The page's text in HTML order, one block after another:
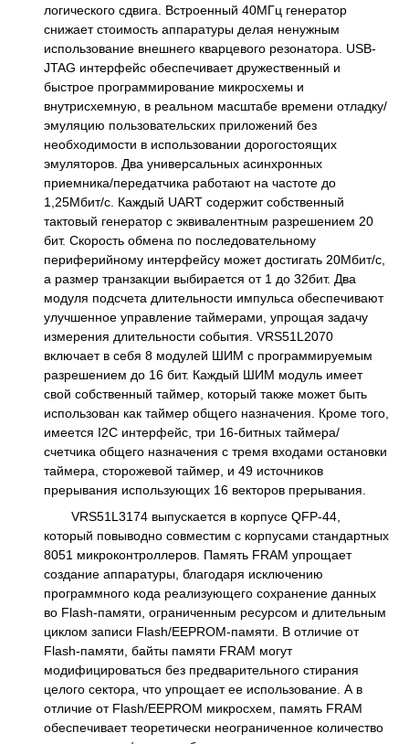
логического сдвига. Встроенный 40МГц генератор
снижает стоимость аппаратуры делая ненужным
использование внешнего кварцевого резонатора. USB-
JTAG интерфейс обеспечивает дружественный и
быстрое программирование микросхемы и
внутрисхемную, в реальном масштабе времени отладку/
эмуляцию пользовательских приложений без
необходимости в использовании дорогостоящих
эмуляторов. Два универсальных асинхронных
приемника/передатчика работают на частоте до
1,25Мбит/с. Каждый UART содержит собственный
тактовый генератор с эквивалентным разрешением 20
бит. Скорость обмена по последовательному
периферийному интерфейсу может достигать 20Мбит/с,
а размер транзакции выбирается от 1 до 32бит. Два
модуля подсчета длительности импульса обеспечивают
улучшенное управление таймерами, упрощая задачу
измерения длительности события. VRS51L2070
включает в себя 8 модулей ШИМ с программируемым
разрешением до 16 бит. Каждый ШИМ модуль имеет
свой собственный таймер, который также может быть
использован как таймер общего назначения. Кроме того,
имеется I2C интерфейс, три 16-битных таймера/
счетчика общего назначения с тремя входами остановки
таймера, сторожевой таймер, и 49 источников
прерывания использующих 16 векторов прерывания.
VRS51L3174 выпускается в корпусе QFP-44,
который повыводно совместим с корпусами стандартных
8051 микроконтроллеров. Память FRAM упрощает
создание аппаратуры, благодаря исключению
программного кода реализующего сохранение данных
во Flash-памяти, ограниченным ресурсом и длительным
циклом записи Flash/EEPROM-памяти. В отличие от
Flash-памяти, байты памяти FRAM могут
модифицироваться без предварительного стирания
целого сектора, что упрощает ее использование. А в
отличие от Flash/EEPROM микросхем, память FRAM
обеспечивает теоретически неограниченное количество